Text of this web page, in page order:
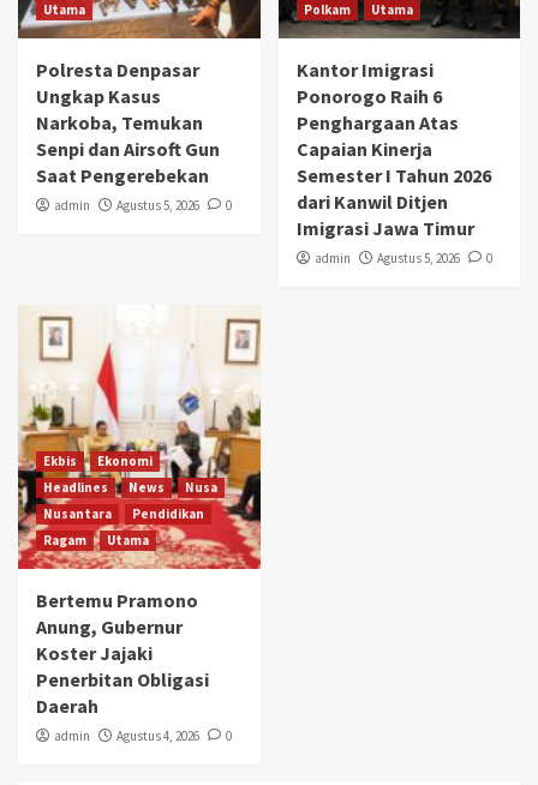
Utama
Polresta Denpasar
Ungkap Kasus
Narkoba, Temukan
Senpi dan Airsoft Gun
Saat Pengerebekan
admin Agustus 5, 2026 0
Polkam
Utama
Kantor Imigrasi
Ponorogo Raih 6
Penghargaan Atas
Capaian Kinerja
Semester I Tahun 2026
dari Kanwil Ditjen
Imigrasi Jawa Timur
admin Agustus 5, 2026 0
Ekbis
Ekonomi
Headlines
News
Nusa
Nusantara
Pendidikan
Ragam
Utama
Bertemu Pramono
Anung, Gubernur
Koster Jajaki
Penerbitan Obligasi
Daerah
admin Agustus 4, 2026 0